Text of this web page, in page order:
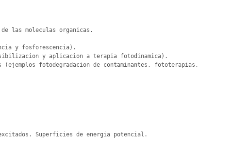
excitados. Superficies de energia potencial.